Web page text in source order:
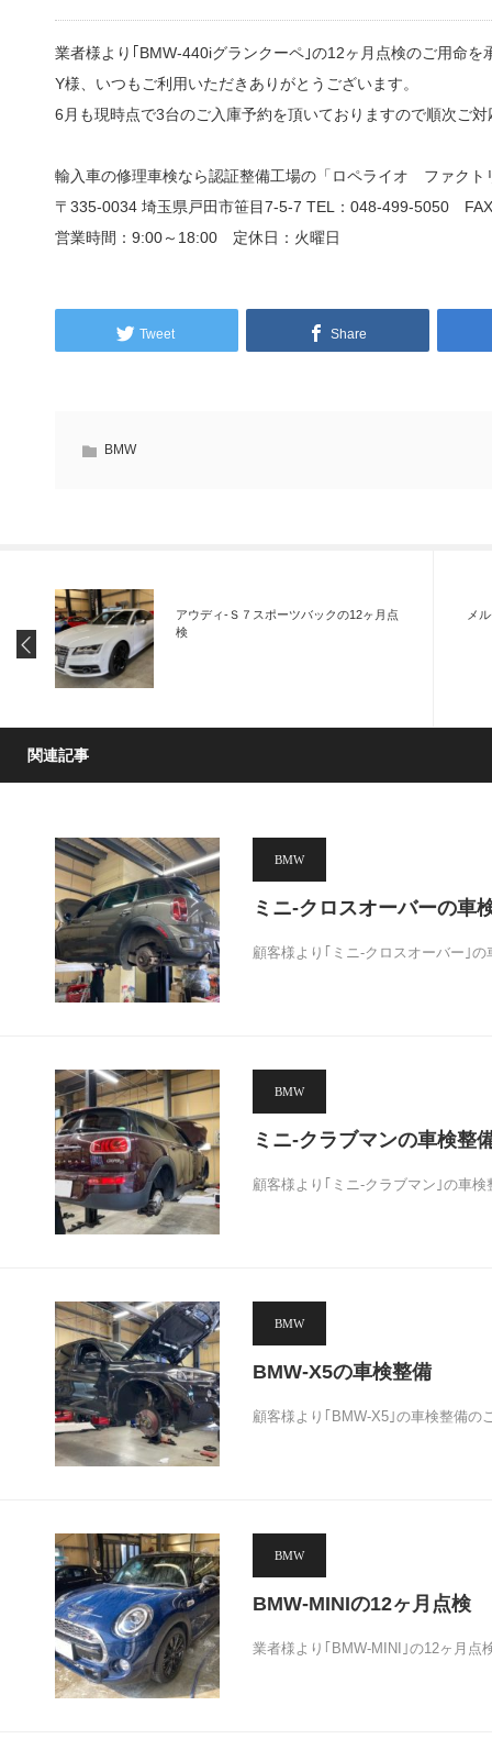
業者様より｢BMW-440iグランクーペ｣の12ヶ月点検のご用命を
Y様、いつもご利用いただきありがとうございます。
6月も現時点で3台のご入庫予約を頂いておりますので順次ご
輸入車の修理車検なら認証整備工場の「ロペライオ ファクト
〒335-0034 埼玉県戸田市笹目7-5-7 TEL：048-499-5050
営業時間：9:00～ 18:00 定休日：火曜日
Tweet Share
BMW
アウディ-Ｓ７スポーツバックの12ヶ月点
検
メ
関連記事
BMW
ミニ-クロスオーバーの車
顧客様より｢ミニ-クロスオーバー｣
BMW
ミニ-クラブマンの車検整
顧客様より｢ミニ-クラブマン｣の車
BMW
BMW-X5の車検整備
顧客様より｢BMW-X5｣の車検整備
BMW
BMW-MINIの12ヶ月点検
業者様より｢BMW-MINI｣の12ヶ月